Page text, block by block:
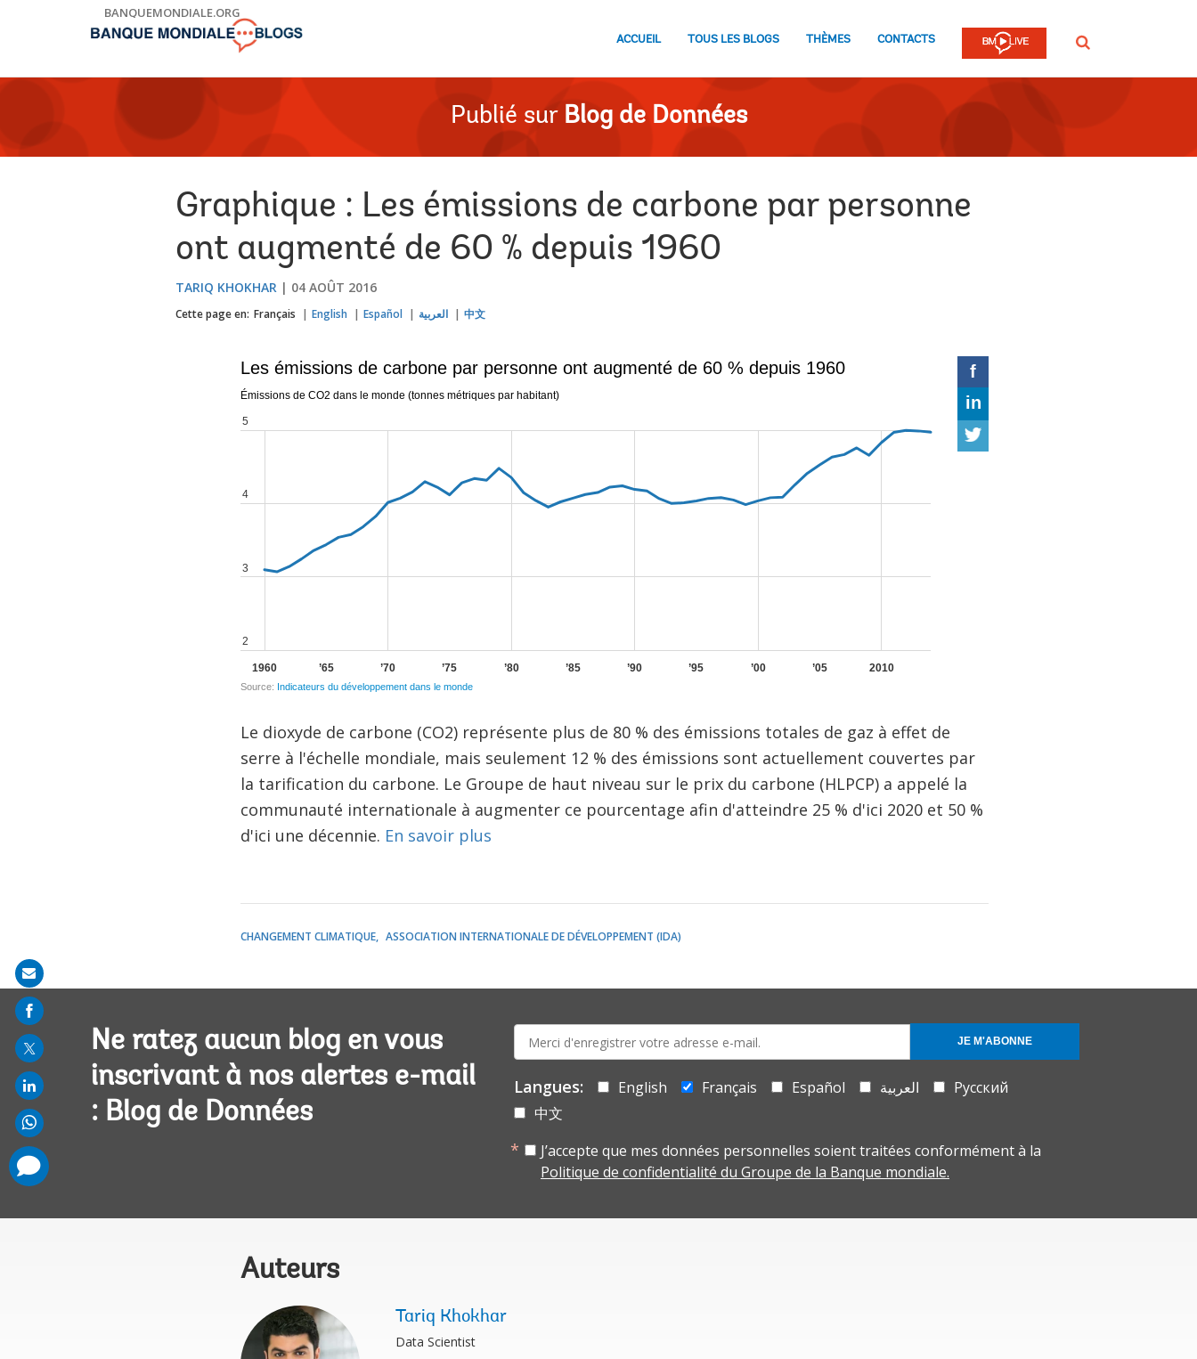
BANQUEMONDIALE.ORG
ACCUEIL TOUS LES BLOGS THÈMES CONTACTS Rechercher
Publié sur Blog de Données
Graphique : Les émissions de carbone par personne
ont augmenté de 60 % depuis 1960
TARIQ KHOKHAR 04 AOÛT 2016
Cette page en: Français English Español العربية 中文
Le dioxyde de carbone (CO2) représente plus de 80 % des émissions totales de gaz à effet de
serre à l'échelle mondiale, mais seulement 12 % des émissions sont actuellement couvertes par
la tarification du carbone. Le Groupe de haut niveau sur le prix du carbone (HLPCP) a appelé la
communauté internationale à augmenter ce pourcentage afin d'atteindre 25 % d'ici 2020 et 50 %
d'ici une décennie. En savoir plus
CHANGEMENT CLIMATIQUE ASSOCIATION INTERNATIONALE DE DÉVELOPPEMENT (IDA)
Ne ratez aucun blog en vous
inscrivant à nos alertes e-mail
: Blog de Données
mail:
Langues: English Français Español العربية
Русский
中文
J’accepte que mes données personnelles soient traitées conformément à la
Politique de confidentialité du Groupe de la Banque mondiale.
JE M'ABONNE
Auteurs
Tariq Khokhar
Data Scientist
Share
on
mail
comments
added